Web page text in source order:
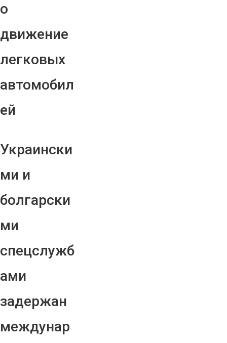
о
движение
легковых
автомобил
ей
Украински
ми и
болгарски
ми
спецслужб
ами
задержан
междунар